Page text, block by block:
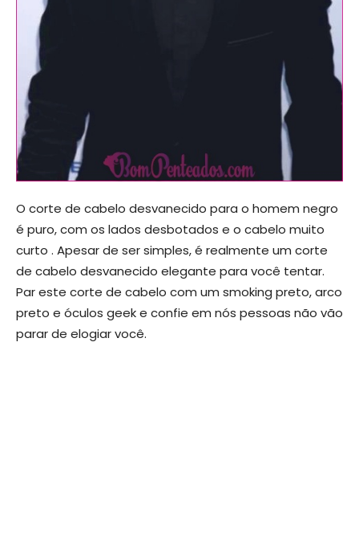
O corte de cabelo desvanecido para o homem negro
é puro, com os lados desbotados e o cabelo muito
curto . Apesar de ser simples, é realmente um corte
de cabelo desvanecido elegante para você tentar.
Par este corte de cabelo com um smoking preto, arco
preto e óculos geek e confie em nós pessoas não vão
parar de elogiar você.